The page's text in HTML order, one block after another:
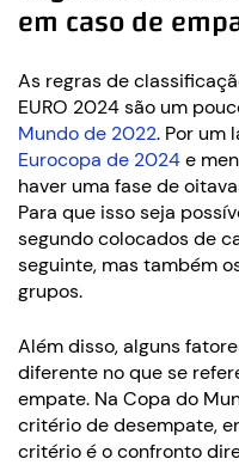
em caso de
As regras de
EURO 2024 são um
Mundo de 2022. Por um
Eurocopa de 2024e
haver uma fase de
Para que isso seja
segundo colocados de
seguinte, mas também
grupos.
Além disso, alguns
diferente no que se
empate. Na Copa do
critério de desempate,
critério é o confronto